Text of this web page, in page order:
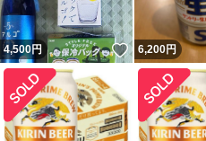
4,500円 いいね！
6,200円